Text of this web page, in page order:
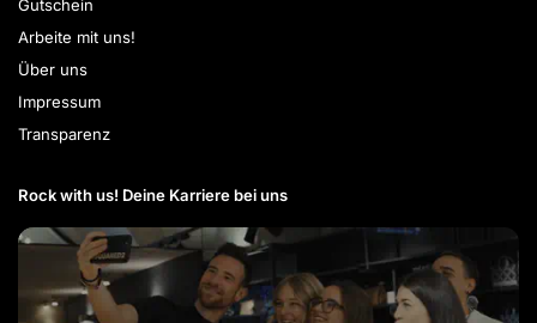
Gutschein
Arbeite mit uns!
Über uns
Impressum
Transparenz
Rock with us! Deine Karriere bei uns​